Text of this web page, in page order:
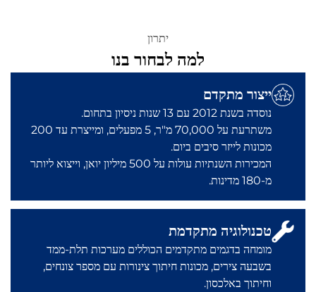
יתרון
למה לבחור בנו
ייצור מתקדם
נוסדה בשנת 2012 עם 13 שנות ניסיון בתחום.
משתרעת על 70,000 מ"ר, 5 מפעלים, ומייצרת עד 200
מכונות לייזר סיבים ביום.
המכירות השנתיות עולות על 500 מיליון יואן, וייצוא ליותר
מ-180 מדינות.
טכנולוגיה מתקדמת
מומחה בדגמים מתקדמים הכוללים מערכות תלת-ממד
בשבעה צירים, מכונות חיתוך צינורות עם מספר צונחים,
וחיתוך באלכסון.